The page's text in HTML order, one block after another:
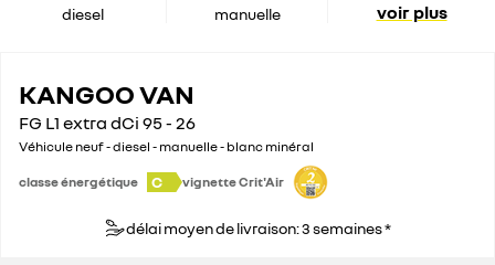
diesel manuelle voir plus
KANGOO VAN
FG L1 extra dCi 95 - 26
Véhicule neuf - diesel - manuelle - blanc minéral
classe énergétique C vignette Crit'Air
délai moyen de livraison: 3 semaines *